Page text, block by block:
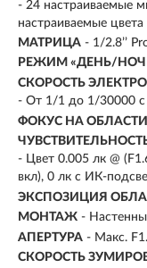
- 24 настраиваемые
настраиваемые
МАТРИЦА - 1/2.8’’
РЕЖИМ «ДЕНЬ/
СКОРОСТЬ
- От 1/1 до 1/30000 с
ФОКУС НА ОБЛАСТИ
- Цвет 0.005 лк @
вкл), 0 лк с ИК-
ЭКСПОЗИЦИЯ
МОНТАЖ -
АПЕРТУРА - Макс.
СКОРОСТЬ